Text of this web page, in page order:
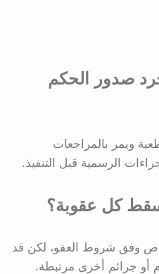
صدور الحكم
ويمر بالمراجعات
الرسمية قبل التنفيذ.
كل عقوبة؟
وفق شروط العفو، لكن قد
أو جرائم أخرى مرتبطة.